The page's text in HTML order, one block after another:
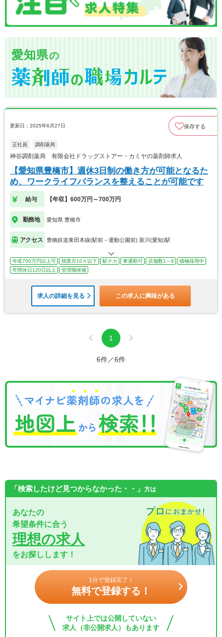
愛知県の
更新日：2025年6月27日 保存する
正社員 調剤薬局
神谷調剤薬局 有限会社ドラッグストアー・カミヤの薬剤師求人
【愛知県豊橋市】週休3日制の働き方が可能となるた
め、ワークライフバランスを整えることが可能です
給与 【年収】600万円～700万円
勤務地 愛知県 豊橋市
アクセス 豊橋鉄道東田本線(駅前－運動公園前) 新川(愛知)駅
年収700万円以上可 残業月10ｈ以下 駅チカ 車通勤可 店舗数1～9
積極採用中
年間休日120日以上
管理職候補
求人の詳細を見る この求人に興味がある
1
6件／6件
「検索したけど見つからなかった・・」 方は
あなたの
希望条件に合う
理想の求人
をお探しします！
1分で登録完了！
無料で登録する！
サイト上では公開していない
求人（非公開求人）もあります